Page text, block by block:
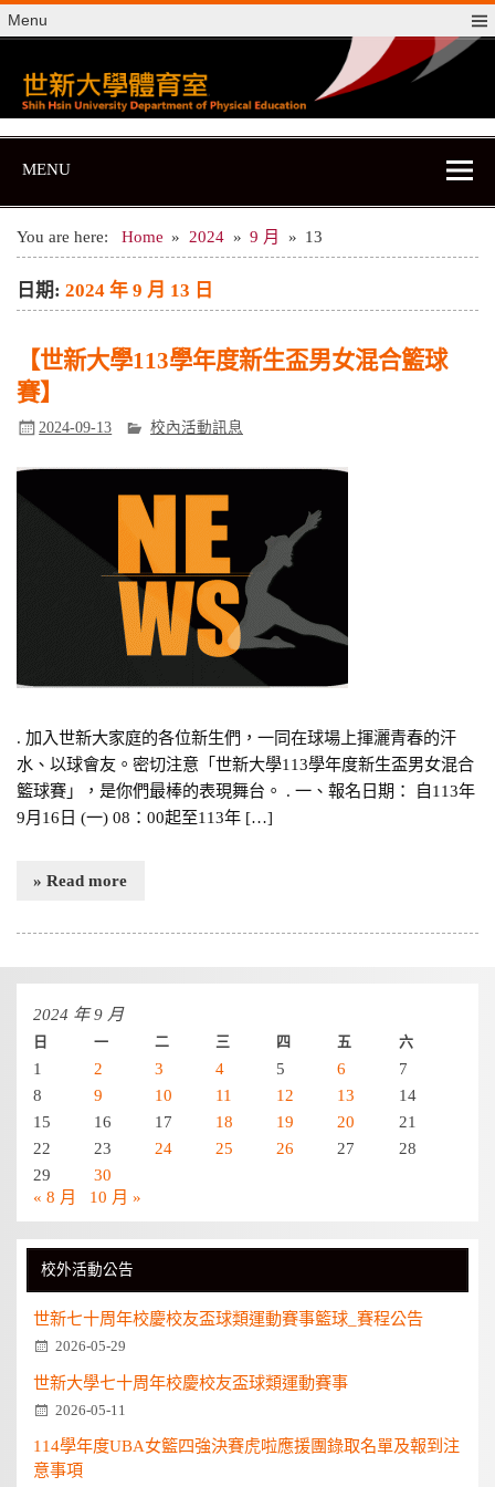
Skip
to
content
Menu
世新大學體育室
世新大學體育室
MENU
You are here: Home 2024 9 月 13
日期:2024 年 9 月 13 日
【世新大學113學年度新生盃男女混合籃球
賽】
2024-09-13 校內活動訊息
. 加入世新大家庭的各位新生們，一同在球場上揮灑青春的汗
水、以球會友。密切注意「世新大學113學年度新生盃男女混合
籃球賽」，是你們最棒的表現舞台。 . 一、報名日期： 自113年
9月16日 (一) 08：00起至113年 […]
» Read more
2024 年 9 月
日 一 二 三 四 五 六
1 2 3 4 5 6
7
8
9 10 11 12 13
14
15
16 17 18 19 20
21
22
23 24 25 26 27
28
29
30
« 8 月
10 月 »
校外活動公告
世新七十周年校慶校友盃球類運動賽事籃球_賽程公告
2026-05-29
世新大學七十周年校慶校友盃球類運動賽事
2026-05-11
114學年度UBA女籃四強決賽虎啦應援團錄取名單及報到注
意事項